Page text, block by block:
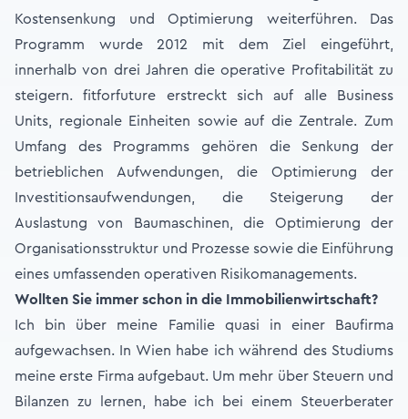
Kostensenkung und Optimierung weiterführen. Das
Programm wurde 2012 mit dem Ziel eingeführt,
innerhalb von drei Jahren die operative Profitabilität zu
steigern. fitforfuture erstreckt sich auf alle Business
Units, regionale Einheiten sowie auf die Zentrale. Zum
Umfang des Programms gehören die Senkung der
betrieblichen Aufwendungen, die Optimierung der
Investitionsaufwendungen, die Steigerung der
Auslastung von Baumaschinen, die Optimierung der
Organisationsstruktur und Prozesse sowie die Einführung
eines umfassenden operativen Risikomanagements.
Wollten Sie immer schon in die Immobilienwirtschaft?
Ich bin über meine Familie quasi in einer Baufirma
aufgewachsen. In Wien habe ich während des Studiums
meine erste Firma aufgebaut. Um mehr über Steuern und
Bilanzen zu lernen, habe ich bei einem Steuerberater